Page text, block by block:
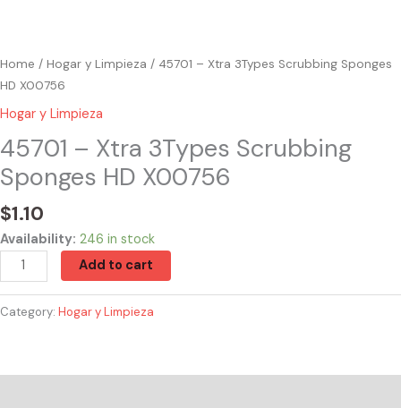
Home / Hogar y Limpieza / 45701 – Xtra 3Types Scrubbing Sponges
HD X00756
Hogar y Limpieza
45701 – Xtra 3Types Scrubbing
Sponges HD X00756
$1.10
Availability: 246 in stock
Add to cart
Category: Hogar y Limpieza